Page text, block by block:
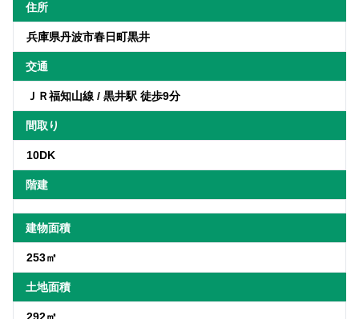
住所
兵庫県丹波市春日町黒井
交通
ＪＲ福知山線 / 黒井駅 徒歩9分
間取り
10DK
階建
建物面積
253㎡
土地面積